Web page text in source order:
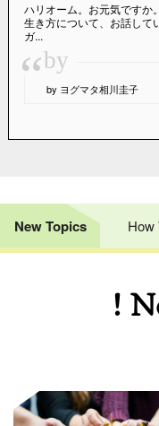
ハリオーム。お元気ですか
生き方について、お話して
ガ...
“by
by ヨグマタ相川圭子
New Topics How
!